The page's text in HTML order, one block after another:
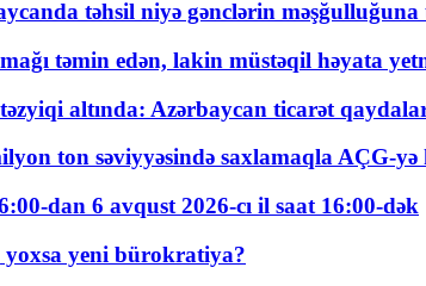
təhsil niyə gənclərin
təmin edən, lakin müstəqil həyata
altında: Azərbaycan ticarət
ton səviyyəsində saxlamaqla AÇG-
dan 6 avqust 2026-cı il saat 16:00-dək
yeni bürokratiya?